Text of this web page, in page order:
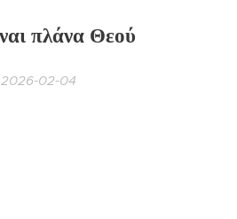
πλάνα Θεού
2026-02-04